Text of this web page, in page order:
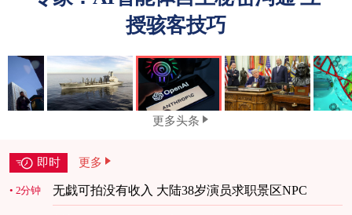
授骇客技巧
更多头条
即时 更多
2分钟 无戯可拍没有收入 大陆38岁演员求职景区NPC